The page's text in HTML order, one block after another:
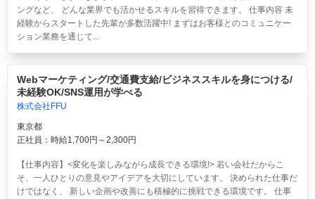
ングなど、 どんな業界でも活かせるスキルを習得できます。 仕事内容 未
経験からスタートした先輩が多数活躍中! まずはお客様とのコミュニケー
ション業務を通じて...
Webマーケティング/交通費支給/ビジネススキルを身につける/
未経験OK/SNS運用が学べる
株式会社FFU
東京都
正社員：時給1,700円～2,300円
【仕事内容】<変化を楽しみながら成長できる環境!> 若い会社だからこ
そ、一人ひとりの意見やアイデアを大切にしています。 決められた仕事だ
けではなく、 新しい企画や改善にも積極的に挑戦できる環境です。 仕事